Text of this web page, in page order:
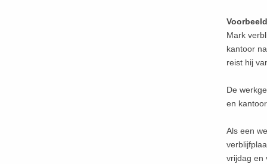
Mark
kantoor
reist hij
De
en
Als een
vrijdag en